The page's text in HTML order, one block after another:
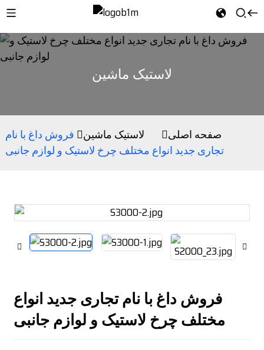
لاستیک ماشین
صفحه اصلی لاستیک ماشین
فروش داغ با نام
تجاری جدید انواع مختلف چرخ لاستیک و لوازم جانبی
فروش داغ با نام تجاری جدید انواع
مختلف چرخ لاستیک و لوازم جانبی